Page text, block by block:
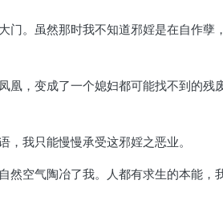
门。虽然那时我不知道邪婬是在自作孽
凰，变成了一个媳妇都可能找不到的残
我只能慢慢承受这邪婬之恶业。
空气陶冶了我。人都有求生的本能，